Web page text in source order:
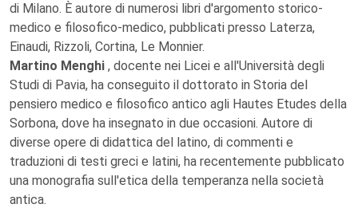
di Milano. È autore di numerosi libri d'argomento storico-
medico e filosofico-medico, pubblicati presso Laterza,
Einaudi, Rizzoli, Cortina, Le Monnier.
Martino Menghi , docente nei Licei e all'Università degli
Studi di Pavia, ha conseguito il dottorato in Storia del
pensiero medico e filosofico antico agli Hautes Etudes della
Sorbona, dove ha insegnato in due occasioni. Autore di
diverse opere di didattica del latino, di commenti e
traduzioni di testi greci e latini, ha recentemente pubblicato
una monografia sull'etica della temperanza nella società
antica.